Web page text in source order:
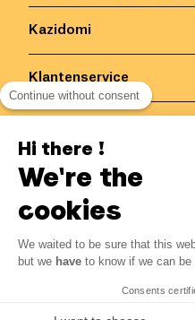
15.95€ 13.56€
Bespaar 2.39
Kazidomi
Klantenservice
België/ NL
Alle rechten
Continue without consent
Hi there !
We're the
cookies
We waited to be sure that this
but we have to know if we can be
Consents